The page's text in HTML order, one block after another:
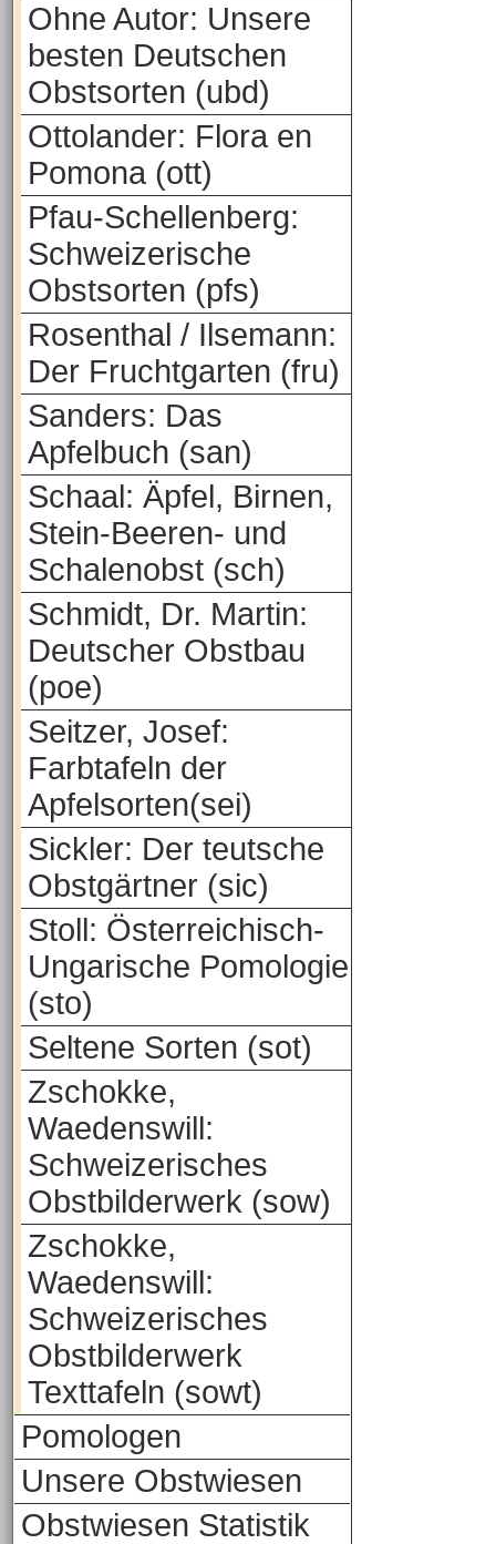
Ohne Autor: Unsere
besten Deutschen
Obstsorten (ubd)
Ottolander: Flora en
Pomona (ott)
Pfau-Schellenberg:
Schweizerische
Obstsorten (pfs)
Rosenthal / Ilsemann:
Der Fruchtgarten (fru)
Sanders: Das
Apfelbuch (san)
Schaal: Äpfel, Birnen,
Stein-Beeren- und
Schalenobst (sch)
Schmidt, Dr. Martin:
Deutscher Obstbau
(poe)
Seitzer, Josef:
Farbtafeln der
Apfelsorten(sei)
Sickler: Der teutsche
Obstgärtner (sic)
Stoll: Österreichisch-
Ungarische Pomologie
(sto)
Seltene Sorten (sot)
Zschokke,
Waedenswill:
Schweizerisches
Obstbilderwerk (sow)
Zschokke,
Waedenswill:
Schweizerisches
Obstbilderwerk
Texttafeln (sowt)
Pomologen
Unsere Obstwiesen
Obstwiesen Statistik